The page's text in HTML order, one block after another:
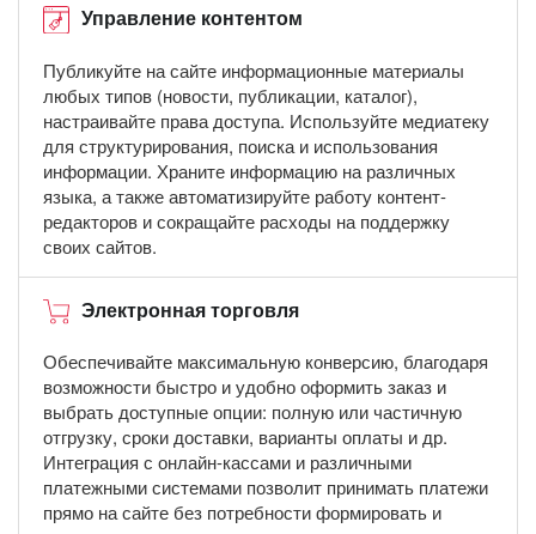
Управление контентом
Публикуйте на сайте информационные материалы
любых типов (новости, публикации, каталог),
настраивайте права доступа. Используйте медиатеку
для структурирования, поиска и использования
информации. Храните информацию на различных
языка, а также автоматизируйте работу контент-
редакторов и сокращайте расходы на поддержку
своих сайтов.
Электронная торговля
Обеспечивайте максимальную конверсию, благодаря
возможности быстро и удобно оформить заказ и
выбрать доступные опции: полную или частичную
отгрузку, сроки доставки, варианты оплаты и др.
Интеграция с онлайн-кассами и различными
платежными системами позволит принимать платежи
прямо на сайте без потребности формировать и